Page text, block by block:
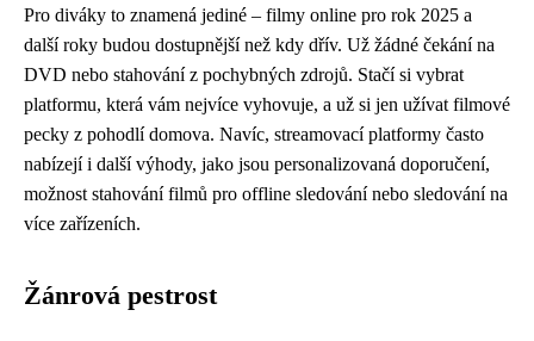
Pro diváky to znamená jediné – filmy online pro rok 2025 a
další roky budou dostupnější než kdy dřív. Už žádné čekání na
DVD nebo stahování z pochybných zdrojů. Stačí si vybrat
platformu, která vám nejvíce vyhovuje, a už si jen užívat filmové
pecky z pohodlí domova. Navíc, streamovací platformy často
nabízejí i další výhody, jako jsou personalizovaná doporučení,
možnost stahování filmů pro offline sledování nebo sledování na
více zařízeních.
Žánrová pestrost